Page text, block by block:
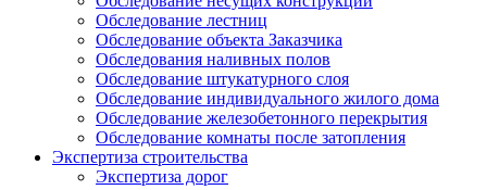
Обследование лестниц
Обследование объекта Заказчика
Обследования наливных полов
Обследование штукатурного слоя
Обследование индивидуального жилого дома
Обследование железобетонного перекрытия
Обследование комнаты после затопления
Экспертиза строительства
Экспертиза дорог